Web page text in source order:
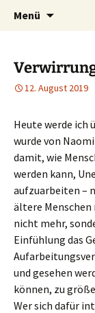
Ulrike
Menü
12. August 2019
Heute werde ich
wurde von
damit, wie
werden kann,
aufzuarbeiten –
ältere Menschen
nicht mehr,
Einfühlung das
und gesehen
können, zu
Wer sich dafür